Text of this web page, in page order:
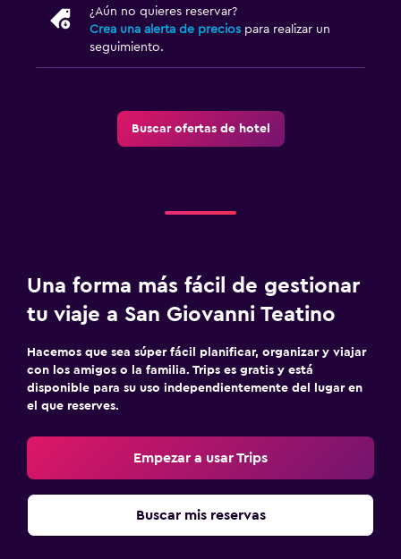
¿Aún no quieres reservar?
Crea una alerta de precios para realizar un
seguimiento.
Buscar ofertas de hotel
Una forma más fácil de gestionar
tu viaje a San Giovanni Teatino
Hacemos que sea súper fácil planificar, organizar y viajar
con los amigos o la familia. Trips es gratis y está
disponible para su uso independientemente del lugar en
el que reserves.
Empezar a usar Trips
Buscar mis reservas